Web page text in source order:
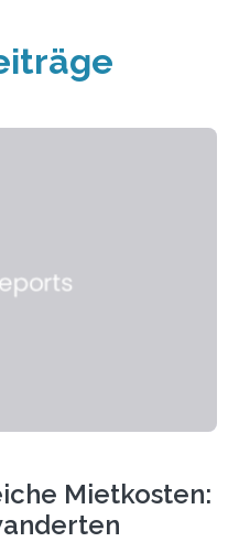
Mietkosten: